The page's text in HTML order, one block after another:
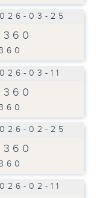
03-25
360
03-11
360
02-25
360
02-11